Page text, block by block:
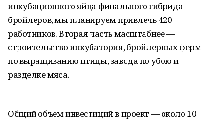
инкубационного яйца финального гибрида
бройлеров, мы планируем привлечь 420
работников. Вторая часть масштабнее —
строительство инкубатория, бройлерных ферм
по выращиванию птицы, завода по убою и
разделке мяса.
Общий объем инвестиций в проект — около 10